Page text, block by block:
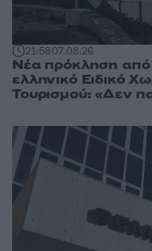
21:5807.08.26
Νέα πρόκληση από
ελληνικό Ειδικό
Τουρισμού: «Δεν